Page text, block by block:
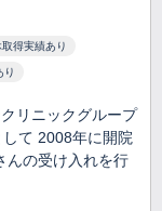
得実績あり
り
リニックグループ
て 2008年に開院
んの受け入れを行